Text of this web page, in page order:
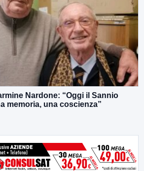
Nardone: “Oggi il Sannio
memoria, una coscienza”